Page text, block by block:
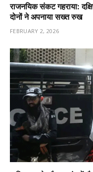
राजनयिक संकट गहराया:
दोनों ने अपनाया सख्त रुख
FEBRUARY 2, 2026